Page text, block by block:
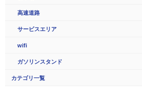
高速道路
サービスエリア
wifi
ガソリンスタンド
カテゴリ一覧